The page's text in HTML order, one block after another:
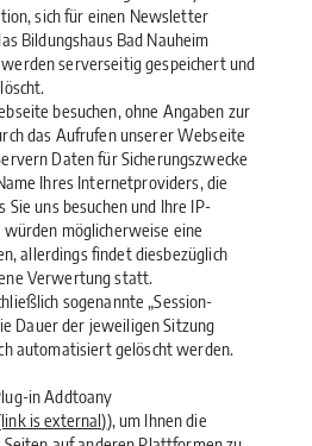
sich für einen Newsletter
Bildungshaus Bad Nauheim
serverseitig gespeichert und
besuchen, ohne Angaben zur
das Aufrufen unserer Webseite
Daten für Sicherungszwecke
Ihres Internetproviders, die
uns besuchen und Ihre IP-
möglicherweise eine
allerdings findet diesbezüglich
Verwertung statt.
sogenannte „Session-
Dauer der jeweiligen Sitzung
automatisiert gelöscht werden.
in Addtoany
is external)), um Ihnen die